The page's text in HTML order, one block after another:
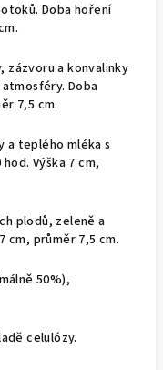
Doba hoření
zázvoru a konvalinky
Doba
7,5 cm.
a teplého mléka s
Výška 7 cm,
plodů, zeleně a
cm, průměr 7,5 cm.
50%),
celulózy.